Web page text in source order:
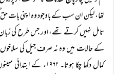
تھا، لیکن ان سب کے باوجود وہ اپنی بات حق
تامل نہیں کرتے تھے، اور جس طرح کی
کے حالات میں وہ نہ صرف جیل کی سلاخوں
کمال دکھا چکا ہوتا۔ ۱۹۶۲ء کے ابتدائی مہینوں میں مالدہ